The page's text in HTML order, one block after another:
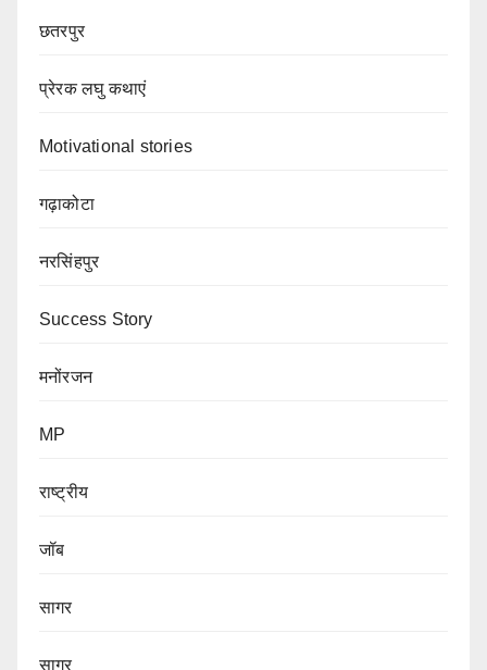
छतरपुर
प्रेरक लघु कथाएं
Motivational stories
गढ़ाकोटा
नरसिंहपुर
Success Story
मनोंरजन
MP
राष्ट्रीय
जॉब
सागर
सागर